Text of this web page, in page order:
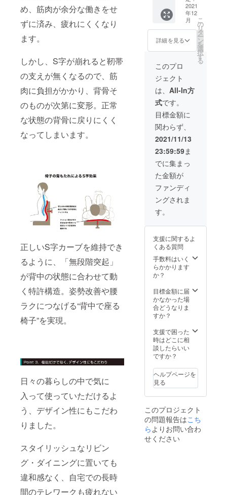
め、筋肉が余分な働きをせ
ずに済み、疲れにくくなり
ます。
しかし、S字が崩れると靭帯
の支えが無くなるので、筋
肉に負担がかかり、背骨そ
のものが次第に変形。正常
な状態の背骨に戻りにくく
なってしまいます。
正しいS字カーブを維持でき
るように、「無段階突起」
が背中の状態に合わせて動
く特許構造。姿勢改善や腰
ラクにつなげる“背中で座る
椅子”を実現。
日々の暮らしの中で気に
入って使っていただけるよ
う、デザイン性にもこだわ
りました。
スタイリッシュなリビン
グ・ダイニングに置いても
違和感なく、自宅での長時
間のテレワークも疲れない
脚部の
色をご
記入く
ださ
い。 (ア
イディ
オは張
地のみ
選択可
能です)
※2021
年12月
順次出
荷予定
です。
リジナ
ルチェ
ア(アイ
ディオ
タイ
プ)1脚
一般販
売予定
価格：
139,800
円（税
込） ※1
年保証
※送料込
み ※備
考欄
に、ご
希望の
張地と
脚部の
色をご
記入く
ださ
い。 (ア
イディ
選択可
※2021
年12月
順次出
荷予定
です。
2021
年12
月
詳細を見る
こ
の
リ
タ
ー
ン
を
選
択
す
る
このプロ
ジェクト
は、 All-In方
式です。
目標金額に
関わらず、
2021/11/13
23:59:59ま
でに集まっ
た金額が
ファンディ
ングされま
す。
支援に関するよ
くある質問
手数料はいく
らかかります
か？
目標金額に届
かなかった場
合どうなりま
すか？
支援で困った
時はどこに相
談したらいい
ですか？
ヘルプページを
見る
このプロジェクト
の問題報告はこち
ら よりお問い合わ
せください